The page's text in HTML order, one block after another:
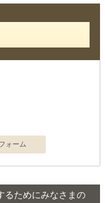
るためにみなさまの